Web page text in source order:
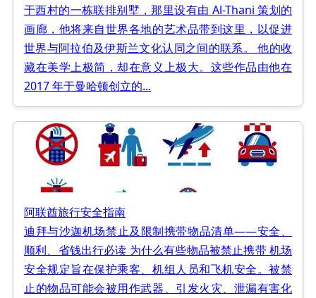
于西村的一栋联排别墅，那里设有由 Al-Thani 策划的
画廊，他将来自世界各地的艺术品带到这里，以促进
世界与阿拉伯及伊斯兰文化认同之间的联系。 他的收
藏在美学上极简，却在意义上极大。这些作品由他在
2017 年于曼哈顿创立的...
阿联酋旅行安全指南
迪拜与沙迦机场禁止及限制携带物品清单——安全、
顺利、省钱出行必读 为什么有些物品被禁止携带 机场
安全规定旨在保护乘客、机组人员和飞机安全。被禁
止的物品可能会被用作武器、引发火灾、泄漏有害化